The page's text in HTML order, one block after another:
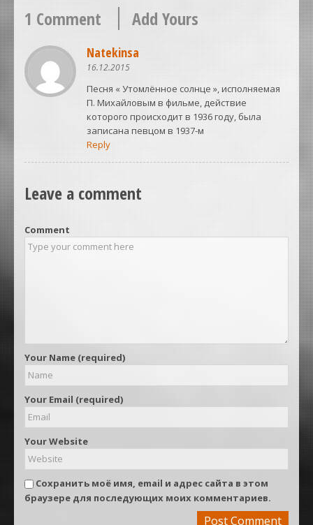
1 Comment Add Yours
Natekinsa
16.12.2015
Песня « Утомлённое солнце », исполняемая
П. Михайловым в фильме, действие
которого происходит в 1936 году, была
записана певцом в 1937-м
Reply
Leave a comment
Comment
Your Name (required)
Your Email (required)
Your Website
Сохранить моё имя, email и адрес сайта в этом
браузере для последующих моих комментариев.